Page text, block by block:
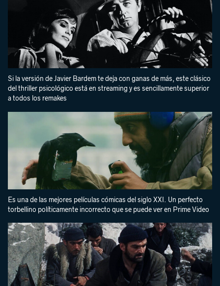
Si la versión de Javier Bardem te deja con ganas de más, este clásico
del thriller psicológico está en streaming y es sencillamente superior
a todos los remakes
Es una de las mejores películas cómicas del siglo XXI. Un perfecto
torbellino políticamente incorrecto que se puede ver en Prime Video